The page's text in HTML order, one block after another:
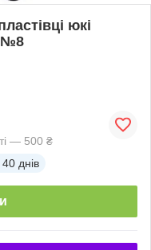
юкі
№8
— 500 ₴
40 днів